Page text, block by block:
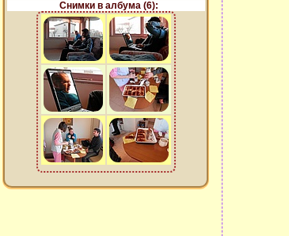
Снимки в албума (6):